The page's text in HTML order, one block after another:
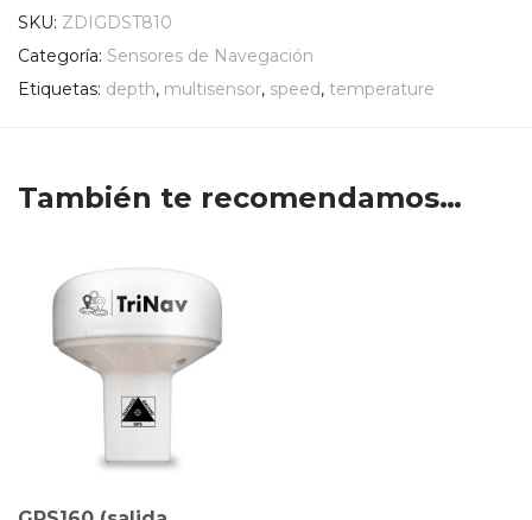
SKU: ZDIGDST810
Categoría: Sensores de Navegación
Etiquetas: depth, multisensor, speed, temperature
También te recomendamos…